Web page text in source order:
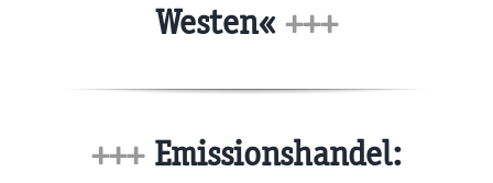
Westen« +++
+++Emissionshandel: